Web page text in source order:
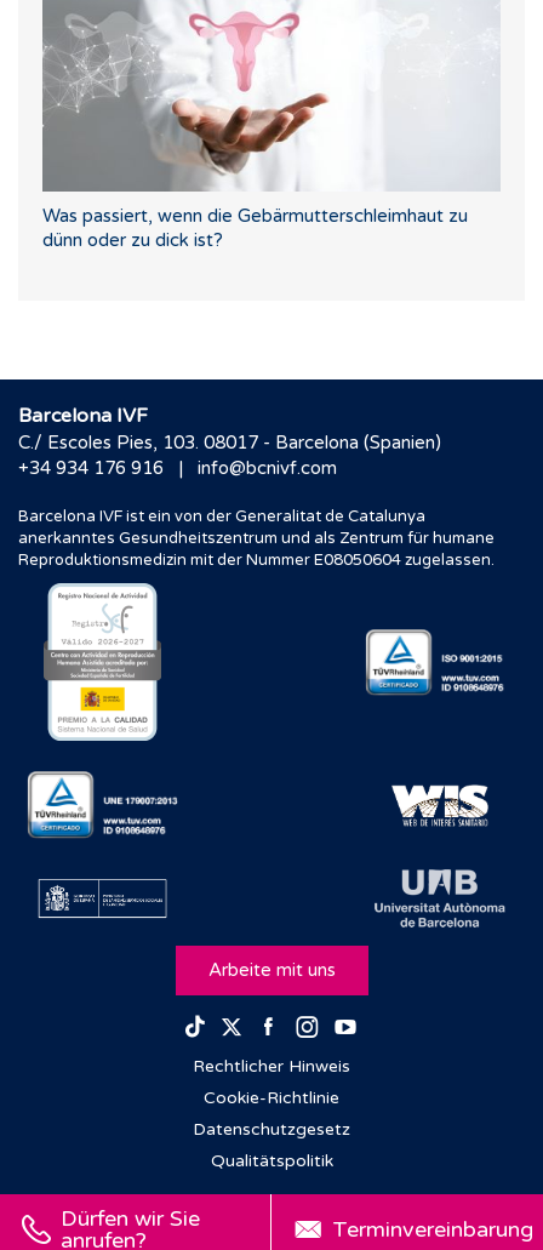
Was passiert, wenn die Gebärmutterschleimhaut zu
dünn oder zu dick ist?
Dürfen wir Sie
anrufen?
Terminvereinbarung
Barcelona IVF
C./ Escoles Pies, 103. 08017 - Barcelona (Spanien)
+34 934 176 916
| info@bcnivf.com
Barcelona IVF ist ein von der Generalitat de Catalunya
anerkanntes Gesundheitszentrum und als Zentrum für humane
Reproduktionsmedizin mit der Nummer E08050604 zugelassen.
Arbeite mit uns
TikTokTwitterFacebook
Instagram
Rechtlicher Hinweis
Cookie-Richtlinie
Datenschutzgesetz
Qualitätspolitik